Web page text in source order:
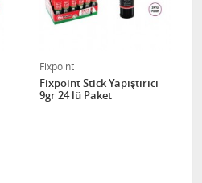
Fixpoint
Fixpoint Stick Yapıştırıcı
9gr 24 lü Paket